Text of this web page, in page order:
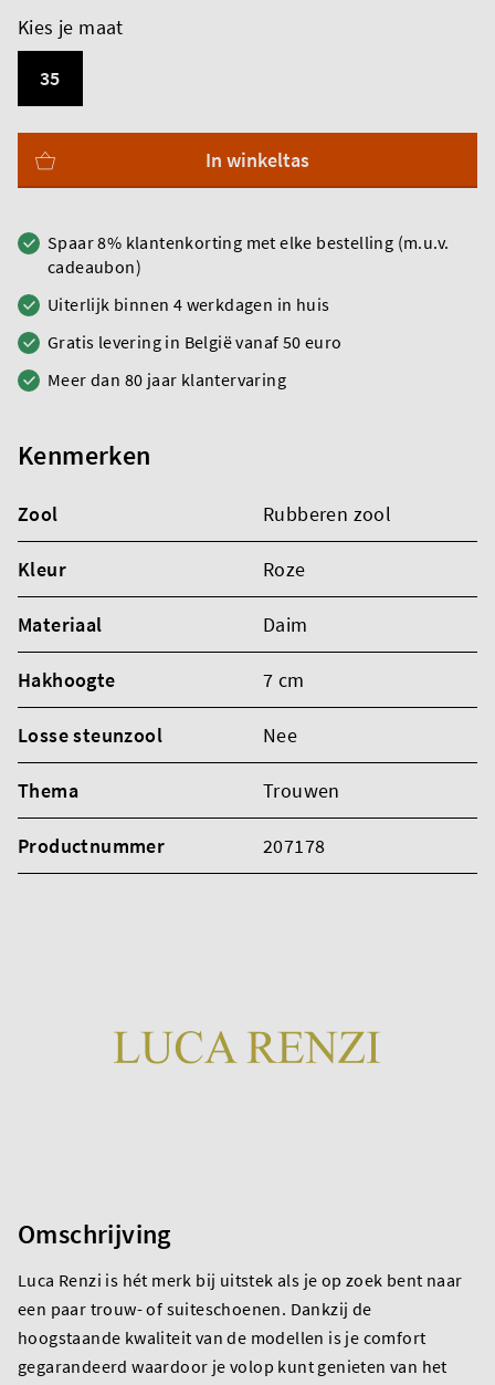
Kies je maat
35
In winkeltas
Spaar 8% klantenkorting met elke bestelling (m.u.v.
cadeaubon)
Uiterlijk binnen 4 werkdagen in huis
Gratis levering in België vanaf 50 euro
Meer dan 80 jaar klantervaring
Kenmerken
Zool Rubberen zool
Kleur Roze
Materiaal Daim
Hakhoogte 7 cm
Losse steunzool Nee
Thema Trouwen
Productnummer 207178
Omschrijving
Luca Renzi is hét merk bij uitstek als je op zoek bent naar
een paar trouw- of suiteschoenen. Dankzij de
hoogstaande kwaliteit van de modellen is je comfort
gegarandeerd waardoor je volop kunt genieten van het